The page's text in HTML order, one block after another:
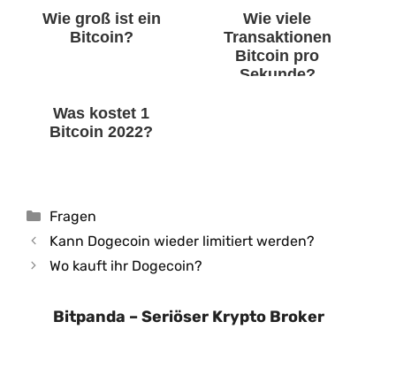
Wie groß ist ein
Bitcoin?
Wie viele
Transaktionen
Bitcoin pro
Sekunde?
Was kostet 1
Bitcoin 2022?
Kategorien
Fragen
Kann Dogecoin wieder limitiert werden?
Wo kauft ihr Dogecoin?
Bitpanda – Seriöser Krypto Broker